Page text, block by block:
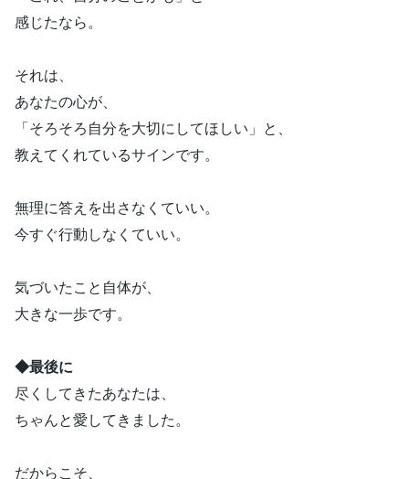
感じたなら。
それは、
あなたの心が、
「そろそろ自分を大切にしてほしい」と、
教えてくれているサインです。
無理に答えを出さなくていい。
今すぐ行動しなくていい。
気づいたこと自体が、
大きな一歩です。
◆最後に
尽くしてきたあなたは、
ちゃんと愛してきました。
だからこそ、